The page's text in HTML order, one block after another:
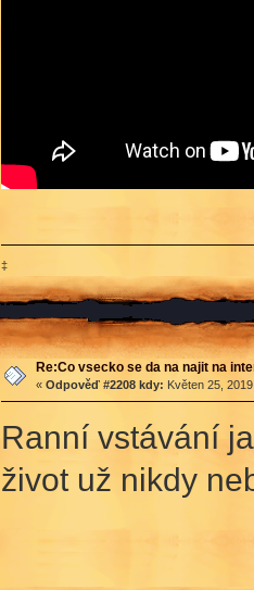
‡
Re:Co vsecko se da na najit na
« Odpověď #2208 kdy: Květen 25,
Ranní vstávání
život už nikdy